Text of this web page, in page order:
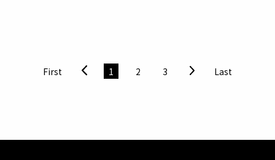
胡釋安則表示人身攻擊的會略過不看，但有些給予意見的會
過濾，認為是好的建議再進行吸收參考。
的。」前年他靠《降河洄游》拿下人生首座金鐘獎，讓原本
缺乏自信、不安的他，有了繼續在這圈子打拚的定心丸，
情，就是不斷建立自信，然後又摧毀重來。」黃冠智坦言對
First 1 2 3 Last